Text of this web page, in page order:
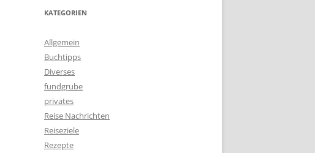
KATEGORIEN
Allgemein
Buchtipps
Diverses
fundgrube
privates
Reise Nachrichten
Reiseziele
Rezepte